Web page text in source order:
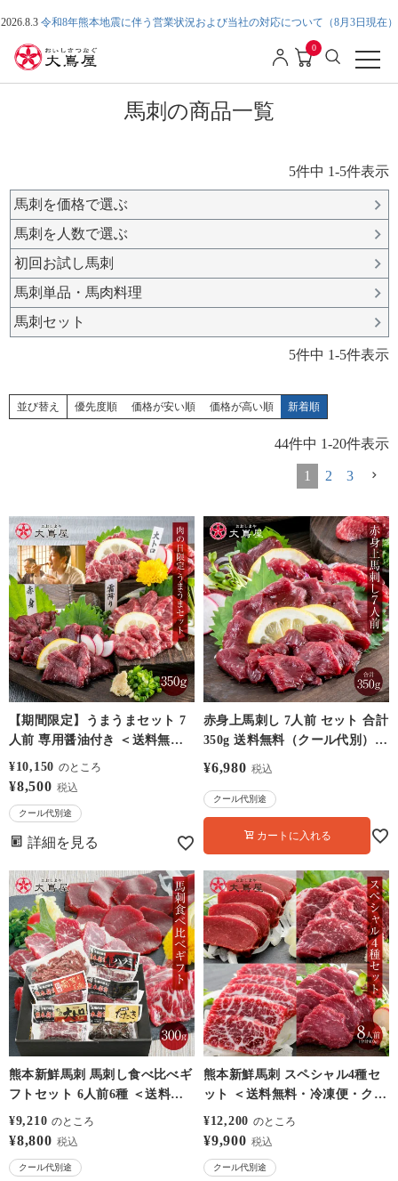
2026.8.3 令和8年熊本地震に伴う営業状況および当社の対応について（8月3日現在）
0
馬刺の商品一覧
5件中 1-5件表示
馬刺を価格で選ぶ
馬刺を人数で選ぶ
初回お試し馬刺
馬刺単品・馬肉料理
馬刺セット
5件中 1-5件表示
並び替え 優先度順 価格が安い順 価格が高い順 新着順
44件中 1-20件表示
1 2 3
【期間限定】うまうまセット 7
人前 専用醤油付き ＜送料無
料・冷凍便・クール代別＞ 馬刺
し 食べ比べ グルメ 大嶌屋（お
¥10,150 のところ
¥8,500 税込
クール代別途
詳細を見る
赤身上馬刺し 7人前 セット 合計
350g 送料無料（クール代別）
熊本名物 新鮮馬刺 赤身 刺身 生
【0308538】
¥6,980 税込
クール代別途
カートに入れる
熊本新鮮馬刺 馬刺し食べ比べギ
フトセット 6人前6種 ＜送料無
料・冷凍便・クール代別途＞ 馬
刺し 大嶌屋（おおしまや）
¥9,210 のところ
¥8,800 税込
クール代別途
熊本新鮮馬刺 スペシャル4種セ
ット ＜送料無料・冷凍便・クー
ル代別途＞ 馬刺し 大嶌屋（お
おしまや）
¥12,200 のところ
¥9,900 税込
クール代別途